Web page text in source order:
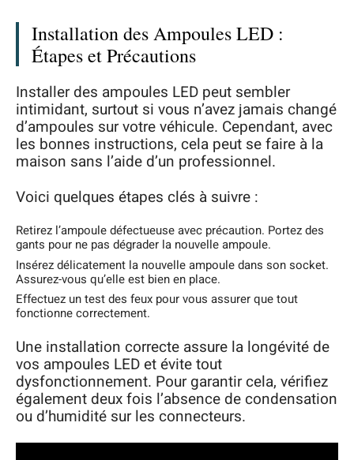
Installation des Ampoules LED :
Étapes et Précautions
Installer des ampoules LED peut sembler
intimidant, surtout si vous n’avez jamais changé
d’ampoules sur votre véhicule. Cependant, avec
les bonnes instructions, cela peut se faire à la
maison sans l’aide d’un professionnel.
Voici quelques étapes clés à suivre :
Retirez l’ampoule défectueuse avec précaution. Portez des
gants pour ne pas dégrader la nouvelle ampoule.
Insérez délicatement la nouvelle ampoule dans son socket.
Assurez-vous qu’elle est bien en place.
Effectuez un test des feux pour vous assurer que tout
fonctionne correctement.
Une installation correcte assure la longévité de
vos ampoules LED et évite tout
dysfonctionnement. Pour garantir cela, vérifiez
également deux fois l’absence de condensation
ou d’humidité sur les connecteurs.